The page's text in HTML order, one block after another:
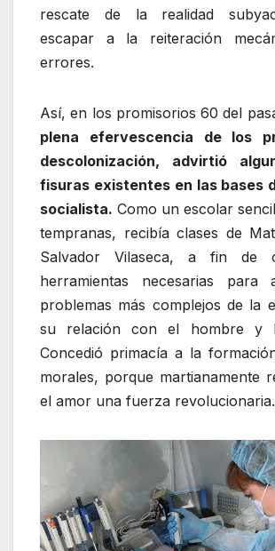
rescate de la realidad
escapar a la reiteración
errores.
Así, en los promisorios 60 del
plena efervescencia de los
descolonización, advirtió
fisuras existentes en las bases
socialista. Como un escolar
tempranas, recibía clases de
Salvador Vilaseca, a fin de
herramientas necesarias para
problemas más complejos de la
su relación con el hombre y
Concedió primacía a la
morales, porque martianamente
el amor una fuerza revolucionaria.